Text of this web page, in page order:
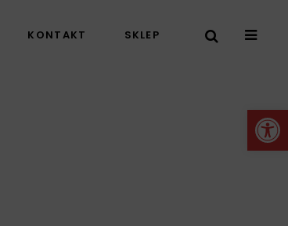
KONTAKT SKLEP